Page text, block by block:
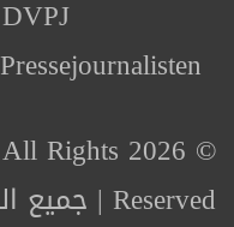
All Rights
Reserved | جميع الحقوق محفوظة